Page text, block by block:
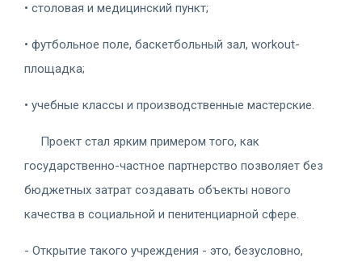
• столовая и медицинский пункт;
• футбольное поле, баскетбольный зал, workout-
площадка;
• учебные классы и производственные мастерские.
Проект стал ярким примером того, как
государственно-частное партнерство позволяет без
бюджетных затрат создавать объекты нового
качества в социальной и пенитенциарной сфере.
- Открытие такого учреждения - это, безусловно,